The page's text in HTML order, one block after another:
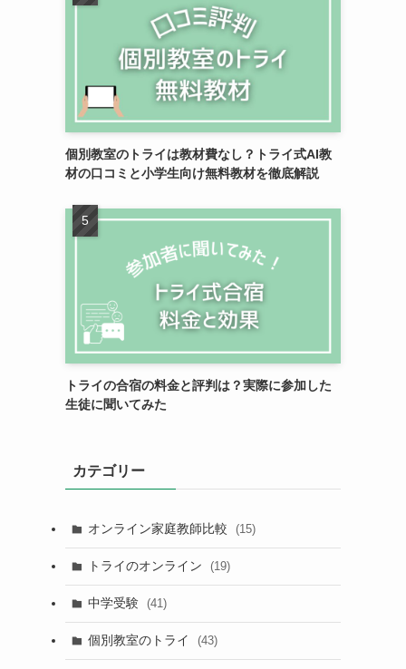
個別教室のトライは教材費なし？トライ式AI教
材の口コミと小学生向け無料教材を徹底解説
トライの合宿の料金と評判は？実際に参加した
生徒に聞いてみた
カテゴリー
オンライン家庭教師比較 (15)
トライのオンライン (19)
中学受験 (41)
個別教室のトライ (43)